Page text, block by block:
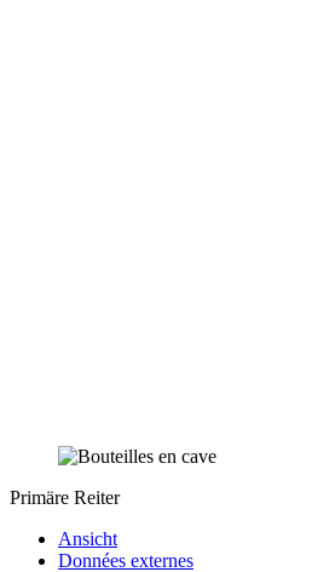
Primäre Reiter
Ansicht
Données externes